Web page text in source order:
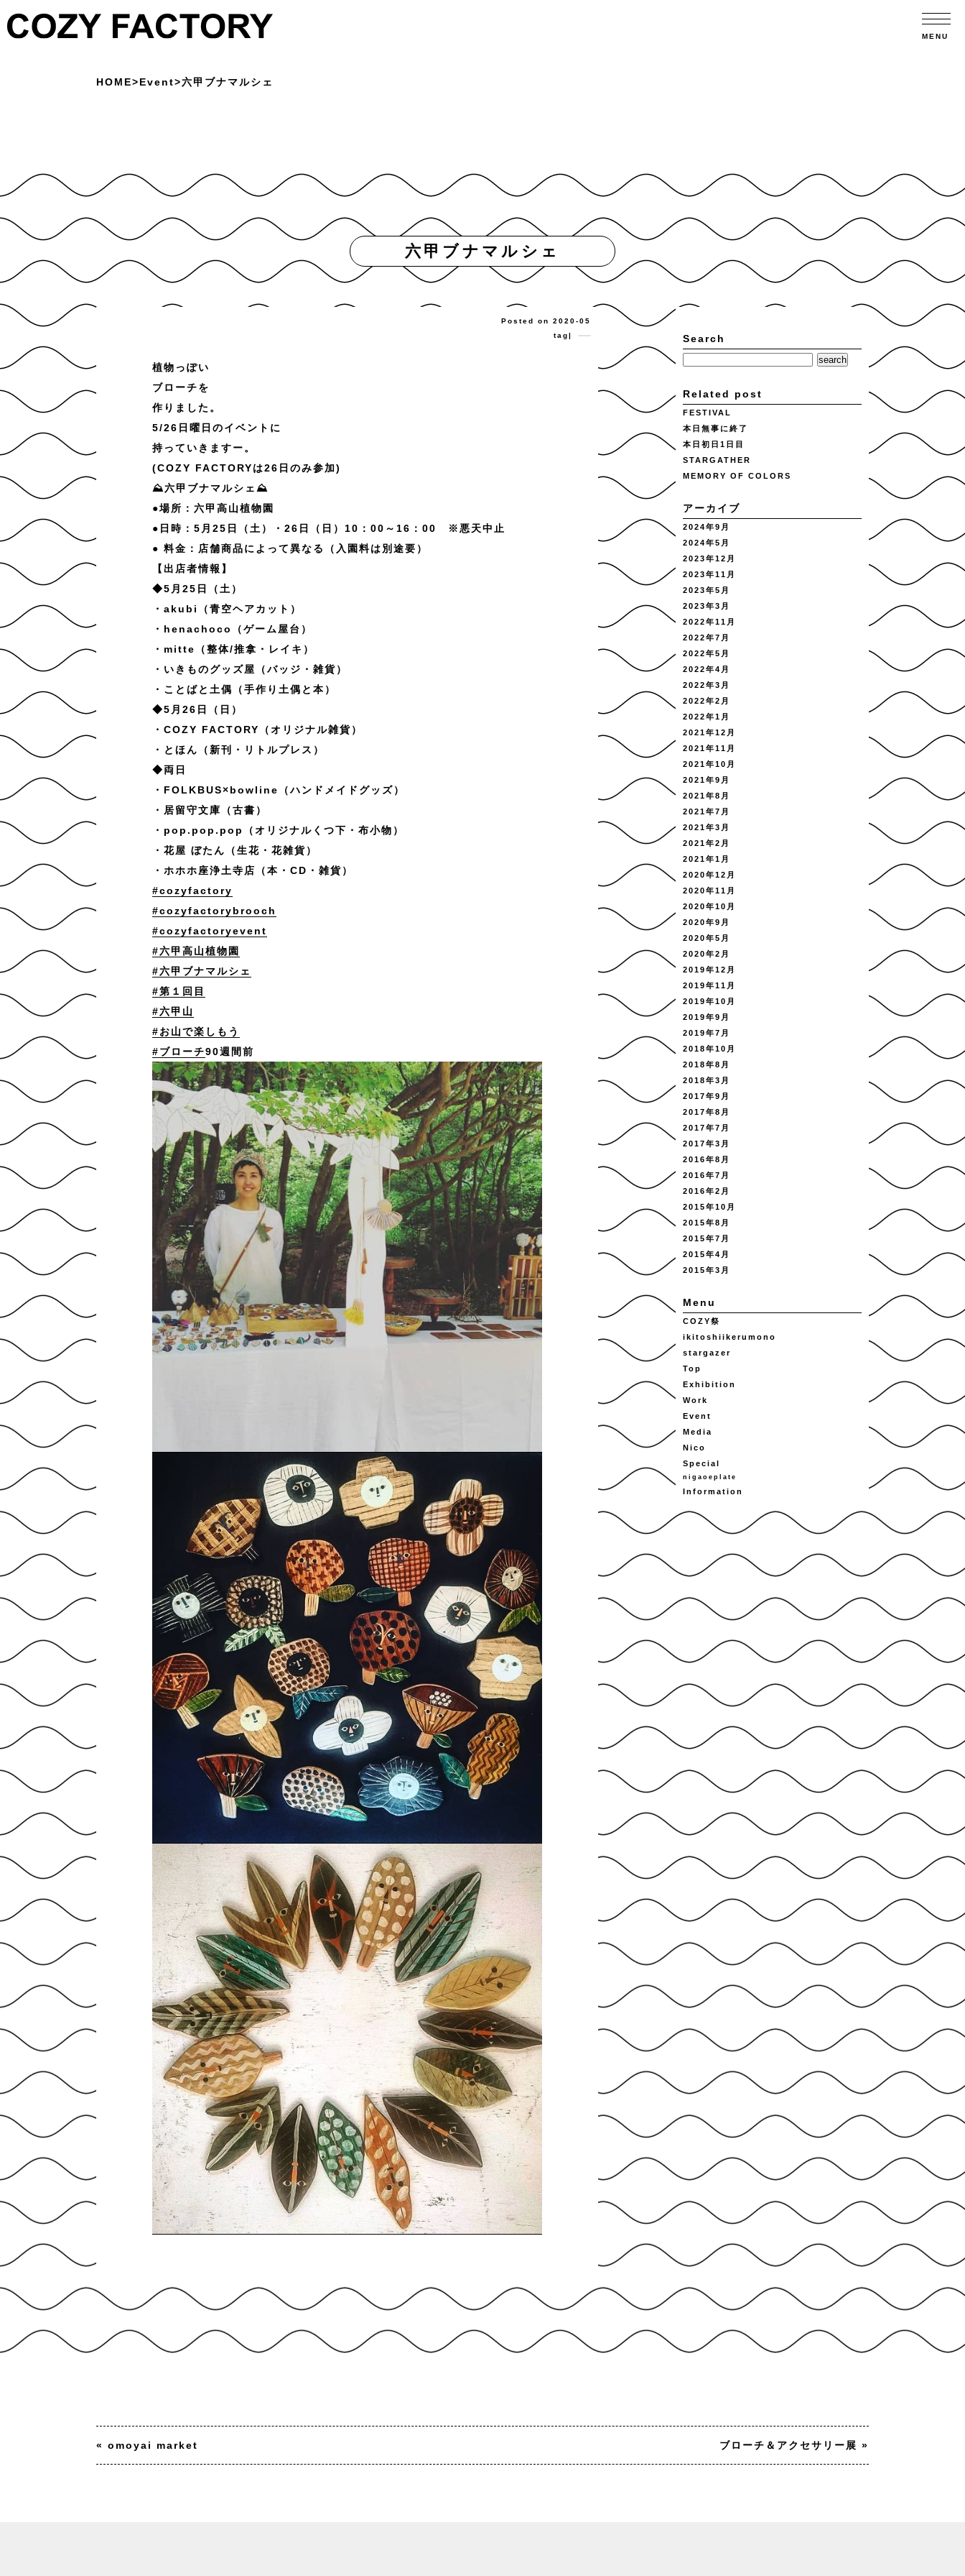
HOME>Event>六甲ブナマルシェ
六甲ブナマルシェ
Posted on 2020-05
tag|
植物っぽい
ブローチを
作りました。
5/26日曜日のイベントに
持っていきますー。
(COZY FACTORYは26日のみ参加)
⛰六甲ブナマルシェ⛰
●場所：六甲高山植物園
●日時：5月25日（土）・26日（日）10：00～16：00 ※悪天中止
● 料金：店舗商品によって異なる（入園料は別途要）
【出店者情報】
◆5月25日（土）
・akubi（青空ヘアカット）
・henachoco（ゲーム屋台）
・mitte（整体/推拿・レイキ）
・いきものグッズ屋（バッジ・雑貨）
・ことばと土偶（手作り土偶と本）
◆5月26日（日）
・COZY FACTORY（オリジナル雑貨）
・とほん（新刊・リトルプレス）
◆両日
・FOLKBUS×bowline（ハンドメイドグッズ）
・居留守文庫（古書）
・pop.pop.pop（オリジナルくつ下・布小物）
・花屋 ぼたん（生花・花雑貨）
・ホホホ座浄土寺店（本・CD・雑貨）
#cozyfactory
#cozyfactorybrooch
#cozyfactoryevent
#六甲高山植物園
#六甲ブナマルシェ
#第１回目
#六甲山
#お山で楽しもう
#ブローチ90週間前
Search
Related post
FESTIVAL
本日無事に終了
本日初日1日目
STARGATHER
MEMORY OF COLORS
アーカイブ
2024年9月
2024年5月
2023年12月
2023年11月
2023年5月
2023年3月
2022年11月
2022年7月
2022年5月
2022年4月
2022年3月
2022年2月
2022年1月
2021年12月
2021年11月
2021年10月
2021年9月
2021年8月
2021年7月
2021年3月
2021年2月
2021年1月
2020年12月
2020年11月
2020年10月
2020年9月
2020年5月
2020年2月
2019年12月
2019年11月
2019年10月
2019年9月
2019年7月
2018年10月
2018年8月
2018年3月
2017年9月
2017年8月
2017年7月
2017年3月
2016年8月
2016年7月
2016年2月
2015年10月
2015年8月
2015年7月
2015年4月
2015年3月
Menu
COZY祭
ikitoshiikerumono
stargazer
Top
Exhibition
Work
Event
Media
Nico
Special
nigaoeplate
Information
«omoyai market ブローチ＆アクセサリー展 »